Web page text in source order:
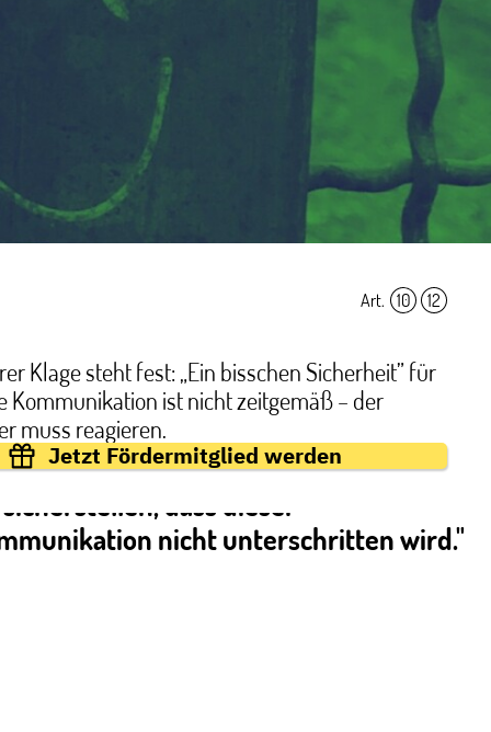
Art. 10, 12
Klage steht fest: „Ein bisschen Sicherheit” für
Kommunikation ist nicht zeitgemäß – der
muss reagieren.
Jetzt Fördermitglied werden
Mindeststandard in der
dass dieser
nicht unterschritten wird."